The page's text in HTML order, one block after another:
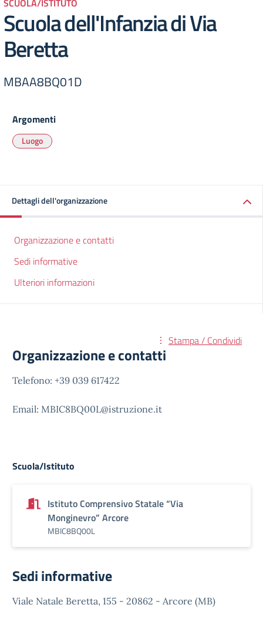
SCUOLA/ISTITUTO
Scuola dell'Infanzia di Via
Beretta
MBAA8BQ01D
Argomenti
Luogo
Dettagli dell'organizzazione
Organizzazione e contatti
Sedi informative
Ulteriori informazioni
Stampa / Condividi
Organizzazione e contatti
Telefono: +39 039 617422
Email: MBIC8BQ00L@istruzione.it
Scuola/Istituto
Istituto Comprensivo Statale “Via
Monginevro” Arcore
MBIC8BQ00L
Sedi informative
Viale Natale Beretta, 155 - 20862 - Arcore (MB)